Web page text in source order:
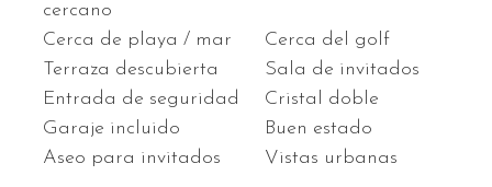
cercano
Cerca de playa / mar
Cerca del golf
Terraza descubierta
Sala de invitados
Entrada de seguridad
Cristal doble
Garaje incluido
Buen estado
Aseo para invitados
Vistas urbanas